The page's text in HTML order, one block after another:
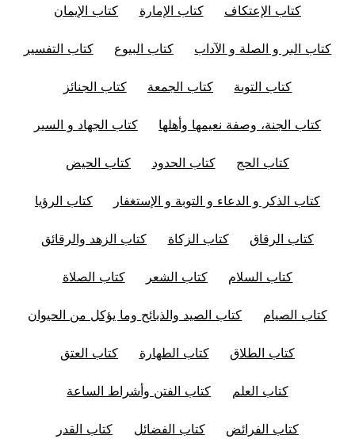
كتاب الإعتكاف كتاب الإمارة كتاب الإيمان
كتاب البر و الصلة و الآداب كتاب البيوع كتاب التفسير
كتاب التوبة كتاب الجمعة كتاب الجنائز
كتاب الجنة، وصفة نعيمها وأهلها كتاب الجهاد و السير
كتاب الحج كتاب الحدود كتاب الحيض
كتاب الذكر و الدعاء و التوبة و الإستغفار كتاب الرؤيا
كتاب الرقاق كتاب الزكاة كتاب الزهد والرقائق
كتاب السلام كتاب الشعر كتاب الصلاة
كتاب الصيام كتاب الصيد والذبائح وما يؤكل من الحيوان
كتاب الطلاق كتاب الطهارة كتاب العتق
كتاب العلم كتاب الفتن وأشراط الساعة
كتاب الفرائض كتاب الفضائل كتاب القدر